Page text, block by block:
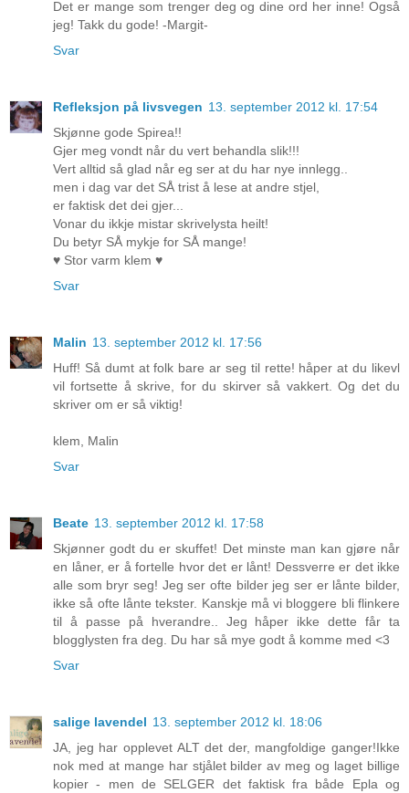
Det er mange som trenger deg og dine ord her inne! Også
jeg! Takk du gode! -Margit-
Svar
Refleksjon på livsvegen 13. september 2012 kl. 17:54
Skjønne gode Spirea!!
Gjer meg vondt når du vert behandla slik!!!
Vert alltid så glad når eg ser at du har nye innlegg..
men i dag var det SÅ trist å lese at andre stjel,
er faktisk det dei gjer...
Vonar du ikkje mistar skrivelysta heilt!
Du betyr SÅ mykje for SÅ mange!
♥ Stor varm klem ♥
Svar
Malin 13. september 2012 kl. 17:56
Huff! Så dumt at folk bare ar seg til rette! håper at du likevl
vil fortsette å skrive, for du skirver så vakkert. Og det du
skriver om er så viktig!
klem, Malin
Svar
Beate 13. september 2012 kl. 17:58
Skjønner godt du er skuffet! Det minste man kan gjøre når
en låner, er å fortelle hvor det er lånt! Dessverre er det ikke
alle som bryr seg! Jeg ser ofte bilder jeg ser er lånte bilder,
ikke så ofte lånte tekster. Kanskje må vi bloggere bli flinkere
til å passe på hverandre.. Jeg håper ikke dette får ta
blogglysten fra deg. Du har så mye godt å komme med <3
Svar
salige lavendel 13. september 2012 kl. 18:06
JA, jeg har opplevet ALT det der, mangfoldige ganger!Ikke
nok med at mange har stjålet bilder av meg og laget billige
kopier - men de SELGER det faktisk fra både Epla og